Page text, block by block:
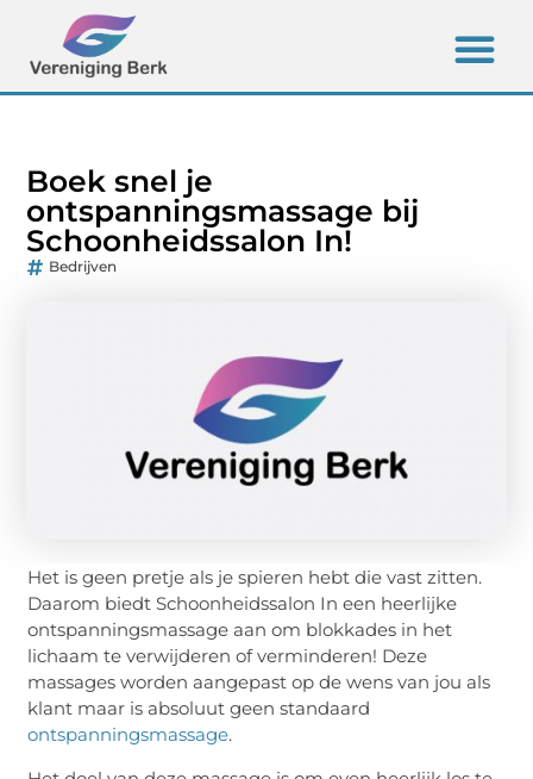
Boek snel je
ontspanningsmassage bij
Schoonheidssalon In!
Bedrijven
Het is geen pretje als je spieren hebt die vast zitten.
Daarom biedt Schoonheidssalon In een heerlijke
ontspanningsmassage aan om blokkades in het
lichaam te verwijderen of verminderen! Deze
massages worden aangepast op de wens van jou als
klant maar is absoluut geen standaard
ontspanningsmassage.